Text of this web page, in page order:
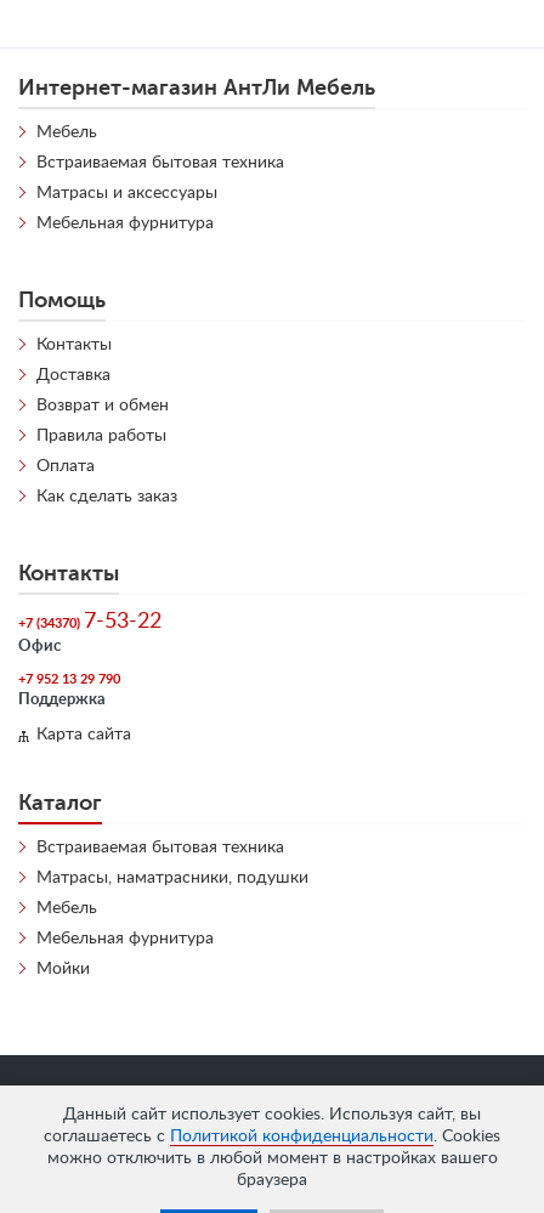
Данный сайт использует cookies. Используя сайт, вы
соглашаетесь с
Политикой конфиденциальности. Cookies
можно отключить в любой момент в настройках вашего
браузера
Интернет-магазин АнтЛи Мебель
Мебель
Встраиваемая бытовая техника
Матрасы и аксессуары
Мебельная фурнитура
Помощь
Контакты
Доставка
Возврат и обмен
Правила работы
Оплата
Как сделать заказ
Контакты
+7 (34370) 7-53-22
Офис
+7 952 13 29 790
Поддержка
Карта сайта
Каталог
Встраиваемая бытовая техника
Матрасы, наматрасники, подушки
Мебель
Мебельная фурнитура
Мойки